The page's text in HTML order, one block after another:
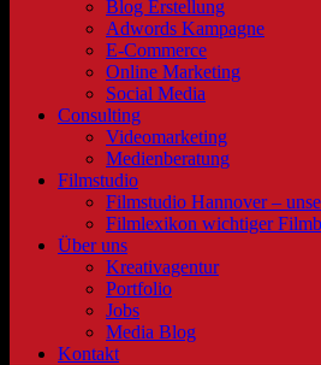
Blog Erstellung
Adwords Kampagne
E-Commerce
Online Marketing
Social Media
Consulting
Videomarketing
Medienberatung
Filmstudio
Filmstudio Hannover –
Filmlexikon wichtiger
Über uns
Kreativagentur
Portfolio
Jobs
Media Blog
Kontakt